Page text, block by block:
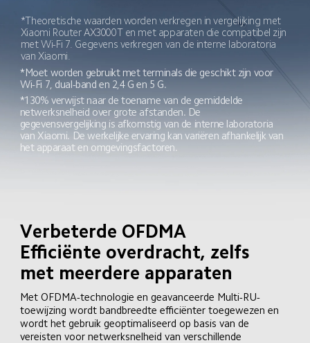
*Theoretische waarden worden verkregen in vergelijking met
Xiaomi Router AX3000T en met apparaten die compatibel zijn
met Wi-Fi 7. Gegevens verkregen van de interne laboratoria
van Xiaomi.
*Moet worden gebruikt met terminals die geschikt zijn voor
Wi-Fi 7, dual-band en 2,4 G en 5 G.
*130% verwijst naar de toename van de gemiddelde
netwerksnelheid over grote afstanden. De
gegevensvergelijking is afkomstig van de interne laboratoria
van Xiaomi. De werkelijke ervaring kan variëren afhankelijk van
het apparaat en omgevingsfactoren.
Verbeterde OFDMA
Efficiënte overdracht, zelfs
met meerdere apparaten
Met OFDMA-technologie en geavanceerde Multi-RU-
toewijzing wordt bandbreedte efficiënter toegewezen en
wordt het gebruik geoptimaliseerd op basis van de
vereisten voor netwerksnelheid van verschillende